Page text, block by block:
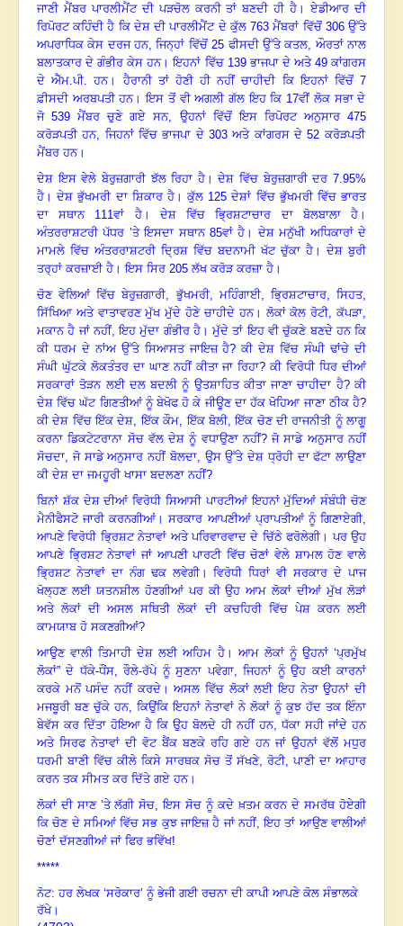
ਜਾਣੀ ਮੈਂਬਰ ਪਾਰਲੀਮੈਂਟ ਦੀ ਪੜਚੋਲ ਕਰਨੀ ਤਾਂ ਬਣਦੀ ਹੀ ਹੈ ।ਏਡੀਆਰ ਦੀ
ਰਿਪੋਰਟ ਕਹਿੰਦੀ ਹੈ ਕਿ ਦੇਸ਼ ਦੀ ਪਾਰਲੀਮੈਂਟ ਦੇ ਕੁੱਲ763 ਮੈਂਬਰਾਂ ਵਿੱਚੋਂ 306ਉੱਤੇ
ਅਪਰਾਧਿਕ ਕੇਸ ਦਰਜ ਹਨ, ਜਿਨ੍ਹਾਂ ਵਿੱਚੋਂ25 ਫੀਸਦੀ ਉੱਤੇ ਕਤਲ, ਔਰਤਾਂ ਨਾਲ
ਬਲਾਤਕਾਰ ਦੇ ਗੰਭੀਰ ਕੇਸ ਹਨ।ਇਹਨਾਂ ਵਿੱਚ 139ਭਾਜਪਾ ਦੇ ਅਤੇ 49ਕਾਂਗਰਸ
ਦੇ ਐੱਮ.ਪੀ. ਹਨ। ਹੈਰਾਨੀ ਤਾਂ ਹੋਣੀ ਹੀ ਨਹੀਂ ਚਾਹੀਦੀ ਕਿ ਇਹਨਾਂ ਵਿੱਚੋਂ7
ਫ਼ੀਸਦੀ ਅਰਬਪਤੀ ਹਨ। ਇਸ ਤੋਂ ਵੀ ਅਗਲੀ ਗੱਲ ਇਹ ਕਿ 17ਵੀਂ ਲੋਕ ਸਭਾ ਦੇ
ਜੋ539 ਮੈਂਬਰ ਚੁਣੇ ਗਏ ਸਨ, ਉਹਨਾਂ ਵਿੱਚੋਂ ਇਸ ਰਿਪੋਰਟ ਅਨੁਸਾਰ475
ਕਰੋੜਪਤੀ ਹਨ, ਜਿਹਨਾਂ ਵਿੱਚ ਭਾਜਪਾ ਦੇ303 ਅਤੇ ਕਾਂਗਰਸ ਦੇ52 ਕਰੋੜਪਤੀ
ਮੈਂਬਰ ਹਨ।
ਦੇਸ਼ ਇਸ ਵੇਲੇ ਬੇਰੁਜ਼ਗਾਰੀ ਝੱਲ ਰਿਹਾ ਹੈ।ਦੇਸ਼ ਵਿੱਚ ਬੇਰੁਜ਼ਗਾਰੀ ਦਰ7.95%
ਹੈ ।ਦੇਸ਼ ਭੁੱਖਮਰੀ ਦਾ ਸ਼ਿਕਾਰ ਹੈ। ਕੁੱਲ 125 ਦੇਸ਼ਾਂ ਵਿੱਚ ਭੁੱਖਮਰੀ ਵਿੱਚ ਭਾਰਤ
ਦਾ ਸਥਾਨ 111ਵਾਂ ਹੈ। ਦੇਸ਼ ਵਿੱਚ ਭ੍ਰਿਸ਼ਟਾਚਾਰ ਦਾ ਬੋਲਬਾਲਾ ਹੈ ।
ਅੰਤਰਰਾਸ਼ਟਰੀ ਪੱਧਰ ’ਤੇ ਇਸਦਾ ਸਥਾਨ 85ਵਾਂ ਹੈ । ਦੇਸ਼ ਮਨੁੱਖੀ ਅਧਿਕਾਰਾਂ ਦੇ
ਮਾਮਲੇ ਵਿੱਚ ਅੰਤਰਰਾਸ਼ਟਰੀ ਦ੍ਰਿਸ਼ ਵਿੱਚ ਬਦਨਾਮੀ ਖੱਟ ਚੁੱਕਾ ਹੈ । ਦੇਸ਼ ਬੁਰੀ
ਤਰ੍ਹਾਂ ਕਰਜ਼ਾਈ ਹੈ ।ਇਸ ਸਿਰ 205 ਲੱਖ ਕਰੋੜ ਕਰਜ਼ਾ ਹੈ ।
ਚੋਣ ਵੇਲਿਆਂ ਵਿੱਚ ਬੇਰੁਜ਼ਗਾਰੀ, ਭੁੱਖਮਰੀ, ਮਹਿੰਗਾਈ, ਭ੍ਰਿਸ਼ਟਾਚਾਰ,ਸਿਹਤ,
ਸਿੱਖਿਆ ਅਤੇ ਵਾਤਾਵਰਣ ਮੁੱਖ ਮੁੱਦੇ ਹੋਣੇ ਚਾਹੀਦੇ ਹਨ। ਲੋਕਾਂ ਕੋਲ ਰੋਟੀ,ਕੱਪੜਾ,
ਮਕਾਨ ਹੈ ਜਾਂ ਨਹੀਂ,ਇਹ ਮੁੱਦਾ ਗੰਭੀਰ ਹੈ। ਮੁੱਦੇ ਤਾਂ ਇਹ ਵੀ ਚੁੱਕਣੇ ਬਣਦੇ ਹਨ ਕਿ
ਕੀ ਧਰਮ ਦੇ ਨਾਂਅ ਉੱਤੇ ਸਿਆਸਤ ਜਾਇਜ਼ ਹੈ?ਕੀ ਦੇਸ਼ ਵਿੱਚ ਸੰਘੀ ਢਾਂਚੇ ਦੀ
ਸੰਘੀ ਘੁੱਟਕੇ ਲੋਕਤੰਤਰ ਦਾ ਘਾਣ ਨਹੀਂ ਕੀਤਾ ਜਾ ਰਿਹਾ?ਕੀ ਵਿਰੋਧੀ ਧਿਰ ਦੀਆਂ
ਸਰਕਾਰਾਂ ਤੋੜਨ ਲਈ ਦਲ ਬਦਲੀ ਨੂੰ ਉਤਸ਼ਾਹਿਤ ਕੀਤਾ ਜਾਣਾ ਚਾਹੀਦਾ ਹੈ?ਕੀ
ਦੇਸ਼ ਵਿੱਚ ਘੱਟ ਗਿਣਤੀਆਂ ਨੂੰ ਬੇਖੋਫ ਹੋ ਕੇ ਜੀਊਣ ਦਾ ਹੱਕ ਖੋਹਿਆ ਜਾਣਾ ਠੀਕ ਹੈ?
ਕੀ ਦੇਸ਼ ਵਿੱਚ ਇੱਕ ਦੇਸ਼,ਇੱਕ ਕੌਮ,ਇੱਕ ਬੋਲੀ,ਇੱਕ ਚੋਣ ਦੀ ਰਾਜਨੀਤੀ ਨੂੰ ਲਾਗੂ
ਕਰਨਾ ਡਿਕਟੇਟਰਾਨਾ ਸੋਚ ਵੱਲ ਦੇਸ਼ ਨੂੰ ਵਧਾਉਣਾ ਨਹੀਂ?ਜੋ ਸਾਡੇ ਅਨੁਸਾਰ ਨਹੀਂ
ਸੋਚਦਾ, ਜੋ ਸਾਡੇ ਅਨੁਸਾਰ ਨਹੀਂ ਬੋਲਦਾ, ਉਸ ਉੱਤੇ ਦੇਸ਼ ਧ੍ਰੋਹੀ ਦਾ ਫੱਟਾ ਲਾਉਣਾ
ਕੀ ਦੇਸ਼ ਦਾ ਜਮਹੂਰੀ ਖਾਸਾ ਬਦਲਣਾ ਨਹੀਂ?
ਬਿਨਾਂ ਸ਼ੱਕ ਦੇਸ਼ ਦੀਆਂ ਵਿਰੋਧੀ ਸਿਆਸੀ ਪਾਰਟੀਆਂ ਇਹਨਾਂ ਮੁੱਦਿਆਂ ਸੰਬੰਧੀ ਚੋਣ
ਮੈਨੀਫੈਸਟੋ ਜਾਰੀ ਕਰਨਗੀਆਂ।ਸਰਕਾਰ ਆਪਣੀਆਂ ਪ੍ਰਾਪਤੀਆਂ ਨੂੰ ਗਿਣਾਏਗੀ,
ਆਪਣੇ ਵਿਰੋਧੀ ਭ੍ਰਿਸ਼ਟ ਨੇਤਾਵਾਂ ਅਤੇ ਪਰਿਵਾਰਵਾਦ ਦੇ ਚਿੱਠੇ ਫਰੋਲੇਗੀ। ਪਰ ਉਹ
ਆਪਣੇ ਭ੍ਰਿਸ਼ਟ ਨੇਤਾਵਾਂ ਜਾਂ ਆਪਣੀ ਪਾਰਟੀ ਵਿੱਚ ਚੋਣਾਂ ਵੇਲੇ ਸ਼ਾਮਲ ਹੋਣ ਵਾਲੇ
ਭ੍ਰਿਸ਼ਟ ਨੇਤਾਵਾਂ ਦਾ ਨੰਗ ਢਕ ਲਵੇਗੀ।ਵਿਰੋਧੀ ਧਿਰਾਂ ਵੀ ਸਰਕਾਰ ਦੇ ਪਾਜ
ਖੋਲ੍ਹਣ ਲਈ ਯਤਨਸ਼ੀਲ ਹੋਣਗੀਆਂ ਪਰ ਕੀ ਉਹ ਆਮ ਲੋਕਾਂ ਦੀਆਂ ਮੁੱਖ ਲੋੜਾਂ
ਅਤੇ ਲੋਕਾਂ ਦੀ ਅਸਲ ਸਥਿਤੀ ਲੋਕਾਂ ਦੀ ਕਚਹਿਰੀ ਵਿੱਚ ਪੇਸ਼ ਕਰਨ ਲਈ
ਕਾਮਯਾਬ ਹੋ ਸਕਣਗੀਆਂ?
ਆਉਣ ਵਾਲੀ ਤਿਮਾਹੀ ਦੇਸ਼ ਲਈ ਅਹਿਮ ਹੈ। ਆਮ ਲੋਕਾਂ ਨੂੰ ਉਹਨਾਂ ‘ਪ੍ਰਮੁੱਖ
ਲੋਕਾਂ” ਦੇ ਧੱਕੇ-ਧੌਂਸ,ਰੌਲੇ-ਰੱਪੇ ਨੂੰ ਸੁਣਨਾ ਪਵੇਗਾ, ਜਿਹਨਾਂ ਨੂੰ ਉਹ ਕਈ ਕਾਰਨਾਂ
ਕਰਕੇ ਮਨੋਂ ਪਸੰਦ ਨਹੀਂ ਕਰਦੇ।ਅਸਲ ਵਿੱਚ ਲੋਕਾਂ ਲਈ ਇਹ ਨੇਤਾ ਉਹਨਾਂ ਦੀ
ਮਜਬੂਰੀ ਬਣ ਚੁੱਕੇ ਹਨ, ਕਿਉਂਕਿ ਇਹਨਾਂ ਨੇਤਾਵਾਂ ਨੇ ਲੋਕਾਂ ਨੂੰ ਕੁਝ ਹੱਦ ਤਕ ਇੰਨਾ
ਬੇਵੱਸ ਕਰ ਦਿੱਤਾ ਹੋਇਆ ਹੈ ਕਿ ਉਹ ਬੋਲਦੇ ਹੀ ਨਹੀਂ ਹਨ, ਧੱਕਾ ਸਹੀ ਜਾਂਦੇ ਹਨ
ਅਤੇ ਸਿਰਫ ਨੇਤਾਵਾਂ ਦੀ ਵੋਟ ਬੈਂਕ ਬਣਕੇ ਰਹਿ ਗਏ ਹਨ ਜਾਂ ਉਹਨਾਂ ਵੱਲੋਂ ਮਧੁਰ
ਧਰਮੀ ਬਾਣੀ ਵਿੱਚ ਕੀਲੇ ਕਿਸੇ ਸਾਰਥਕ ਸੋਚ ਤੋਂ ਸੱਖਣੇ, ਰੋਟੀ, ਪਾਣੀ ਦਾ ਆਹਾਰ
ਕਰਨ ਤਕ ਸੀਮਤ ਕਰ ਦਿੱਤੇ ਗਏ ਹਨ।
ਲੋਕਾਂ ਦੀ ਸਾਣ ’ਤੇ ਲੱਗੀ ਸੋਚ,ਇਸ ਸੋਚ ਨੂੰ ਕਦੇ ਖ਼ਤਮ ਕਰਨ ਦੇ ਸਮਰੱਥ ਹੋਏਗੀ
ਕਿ ਚੋਣ ਦੇ ਸਮਿਆਂ ਵਿੱਚ ਸਭ ਕੁਝ ਜਾਇਜ਼ ਹੈ ਜਾਂ ਨਹੀਂ,ਇਹ ਤਾਂ ਆਉਣ ਵਾਲੀਆਂ
ਚੋਣਾਂ ਦੱਸਣਗੀਆਂ ਜਾਂ ਫਿਰ ਭਵਿੱਖ!
*****
ਨੋਟ: ਹਰ ਲੇਖਕ ‘ਸਰੋਕਾਰ’ ਨੂੰ ਭੇਜੀ ਗਈ ਰਚਨਾ ਦੀ ਕਾਪੀ ਆਪਣੇ ਕੋਲ ਸੰਭਾਲਕੇ
ਰੱਖੇ।